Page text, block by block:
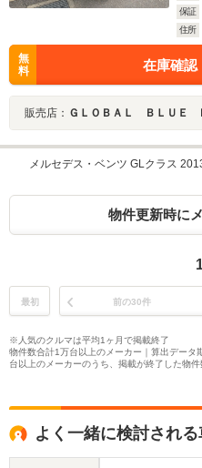
保証
住所
無
料
在庫確認
販売店： ＧＬＯＢＡＬ ＢＬＵＥ ＭＯ
メルセデス・ベンツ GLクラス
物件更新時に
最初 前の30件
※人気のクルマは平均1ヶ月で掲載終了
物件数合計1万台以上のメーカー｜算出デー
台以上のメーカーのうち、掲載が終了した物
よく一緒に検討され